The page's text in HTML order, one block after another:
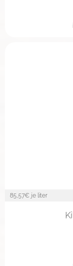
85,57€ je liter